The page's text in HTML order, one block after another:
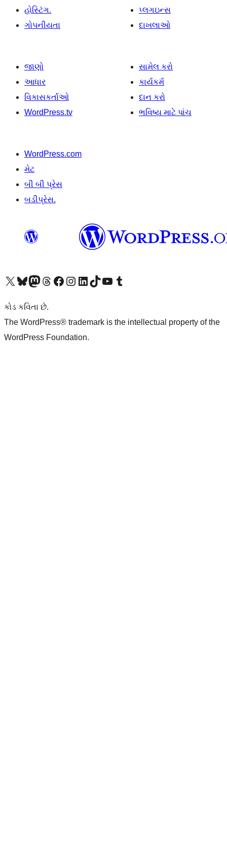
હોસ્ટિંગ.
ગોપનીયતા
પ્લગઇન્સ
દાખલાઓ
જાણો
આધાર
વિકાસકર્તાઓ
WordPress.tv
સામેલ કરો
કાર્યકર્મ
દાન કરો
ભવિષ્ય માટે પાંચ
WordPress.com
મેટ
બી બી પ્રેસ
બડીપ્રેસ.
અમારા X (અગાઉ ટ્વિટર) એકાઉન્ટની મુલાકાત લોઅમારા Bluesky એકાઉન્ટની મુલાકાત લોઅમારા માસ્ટોડોન એકાઉન્ટની મુલાકાત લોઅમારા Threads એકાઉન્ટની મુલાકાત લો અમારા ફેસબુક પેજની મુલાકાત લોઅમારા ઇન્સ્ટાગ્રામ એકાઉન્ટની મુલાકાત લો અમારા LinkedIn એકાઉન્ટની મુલાકાત લોઅમારા TikTok એકાઉન્ટની મુલાકાત લોઅમારી YouTube ચેનલની મુલાકાત લો અમારા Tumblr એકાઉન્ટની મુલાકાત લો
કોડ કવિતા છે.
The WordPress® trademark is the intellectual property of the
WordPress Foundation.